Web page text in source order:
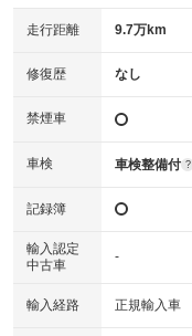
修復歴 詳細は鑑定
※グー鑑定は保証サービス
※実際にお渡しするコンデ
※グー鑑定の評価はあくま
す。車両情報等の詳細は
走行距離 9.7万km
修復歴 なし
禁煙車
車検 車検整備付 ?
記録簿
輸入認定
中古車
-
輸入経路 正規輸入車